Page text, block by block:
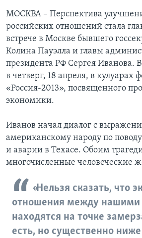
МОСКВА – Перспектива
российских отношений стала
встрече в Москве бывшего
Колина Пауэлла и главы
президента РФ Сергея Иванова.
в четверг, 18 апреля, в кулуарах
«Россия-2013», посвященного
экономики.
Иванов начал диалог с
американскому народу по поводу
и аварии в Техасе. Обоим
многочисленные человеческие
«Нельзя сказать, что
отношения между нашими
находятся на точке
есть, но существенно